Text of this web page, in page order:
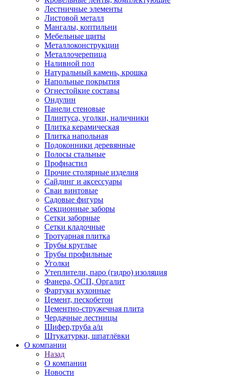
Лестничные элементы
Листовой металл
Мангалы, коптильни
Мебельные щиты
Металлоконструкции
Металлочерепица
Наливной пол
Натуральный камень, крошка
Напольные покрытия
Огнестойкие составы
Ондулин
Панели стеновые
Плинтуса, уголки, наличники
Плитка керамическая
Плитка напольная
Подоконники деревянные
Полосы стальные
Профнастил
Прочие столярные изделия
Сайдинг и аксессуары
Сваи винтовые
Садовые фигуры
Секционные заборы
Сетки заборные
Сетки кладочные
Тротуарная плитка
Трубы круглые
Трубы профильные
Уголки
Утеплители, паро (гидро) изоляция
Фанера, ОСП, Оргалит
Фартуки кухонные
Цемент, пескобетон
Цементно-стружечная плита
Чердачные лестницы
Шифер,труба а/ц
Штукатурки, шпатлёвки
О компании
Назад
О компании
Новости